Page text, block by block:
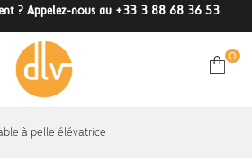
? Appelez-nous au +33 3 88 68 36 53
DLV-
0
à pelle élévatrice